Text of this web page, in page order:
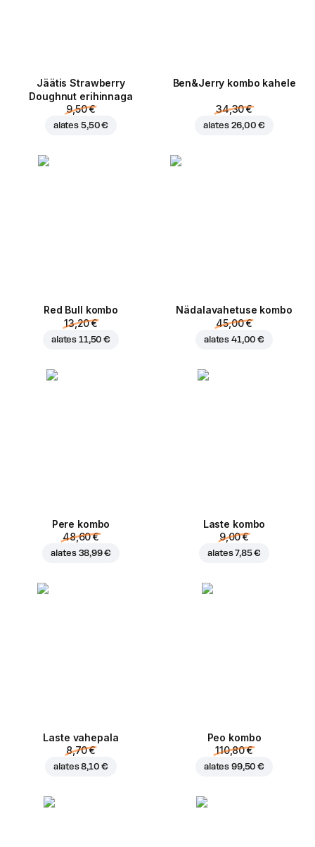
Jäätis Strawberry
Doughnut erihinnaga
9,50 €
alates 5,50 €
Ben&Jerry kombo kahele
34,30 €
alates 26,00 €
Red Bull kombo
13,20 €
alates 11,50 €
Nädalavahetuse kombo
45,00 €
alates 41,00 €
Pere kombo
48,60 €
alates 38,99 €
Laste kombo
9,00 €
alates7,85 €
Laste vahepala
8,70 €
alates8,10 €
Peo kombo
110,80 €
alates 99,50 €